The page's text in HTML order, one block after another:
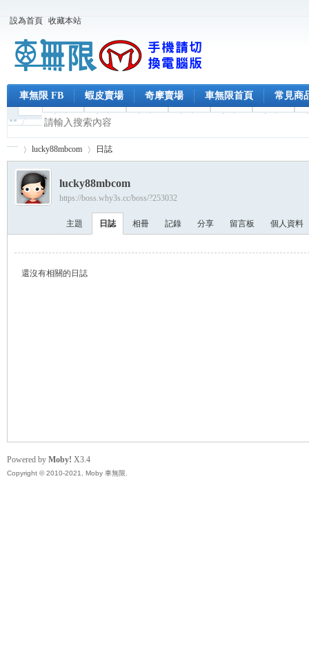
設為首頁 收藏本站
車無限 FB 蝦皮賣場 奇摩賣場 車無限首頁 常見商
›
lucky88mbcom 日誌
lucky88mbcom
https://boss.why3s.cc/boss/?253032
主題 日誌 相冊 記錄 分享 留言板 個人資料
還沒有相關的日誌
Powered by Moby! X3.4
Copyright © 2010-2021, Moby 車無限.